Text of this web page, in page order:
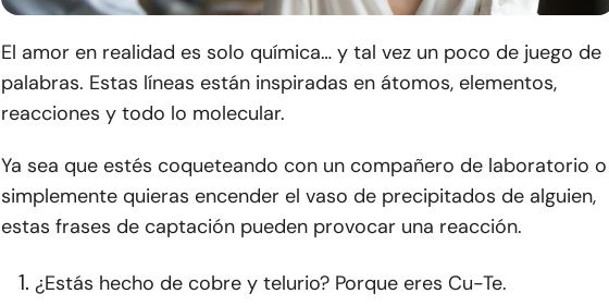
El amor en realidad es solo química… y tal vez un poco de juego de
palabras. Estas líneas están inspiradas en átomos, elementos,
reacciones y todo lo molecular.
Ya sea que estés coqueteando con un compañero de laboratorio o
simplemente quieras encender el vaso de precipitados de alguien,
estas frases de captación pueden provocar una reacción.
¿Estás hecho de cobre y telurio? Porque eres Cu-Te.